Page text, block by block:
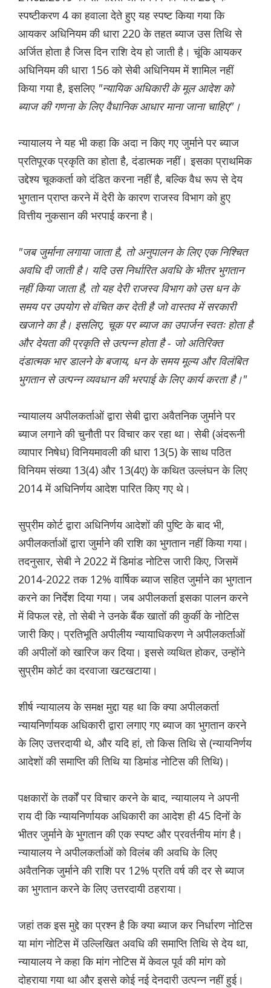
स्पष्टीकरण 4 का हवाला देते हुए यह स्पष्ट किया गया कि
आयकर अधिनियम की धारा 220 के तहत ब्याज उस तिथि से
अर्जित होता है जिस दिन राशि देय हो जाती है। चूंकि आयकर
अधिनियम की धारा 156 को सेबी अधिनियम में शामिल नहीं
किया गया है, इसलिए "न्यायिक अधिकारी के मूल आदेश को
ब्याज की गणना के लिए वैधानिक आधार माना जाना चाहिए"।
न्यायालय ने यह भी कहा कि अदा न किए गए जुर्माने पर ब्याज
प्रतिपूरक प्रकृति का होता है, दंडात्मक नहीं। इसका प्राथमिक
उद्देश्य चूककर्ता को दंडित करना नहीं है, बल्कि वैध रूप से देय
भुगतान प्राप्त करने में देरी के कारण राजस्व विभाग को हुए
वित्तीय नुकसान की भरपाई करना है।
"जब जुर्माना लगाया जाता है, तो अनुपालन के लिए एक निश्चित
अवधि दी जाती है। यदि उस निर्धारित अवधि के भीतर भुगतान
नहीं किया जाता है, तो यह देरी राजस्व विभाग को उस धन के
समय पर उपयोग से वंचित कर देती है जो वास्तव में सरकारी
खजाने का है। इसलिए, चूक पर ब्याज का उपार्जन स्वतः होता है
और देयता की प्रकृति से उत्पन्न होता है - जो अतिरिक्त
दंडात्मक भार डालने के बजाय, धन के समय मूल्य और विलंबित
भुगतान से उत्पन्न व्यवधान की भरपाई के लिए कार्य करता है।"
न्यायालय अपीलकर्ताओं द्वारा सेबी द्वारा अवैतनिक जुर्माने पर
ब्याज लगाने की चुनौती पर विचार कर रहा था। सेबी (अंदरूनी
व्यापार निषेध) विनियमावली की धारा 13(5) के साथ पठित
विनियम संख्या 13(4) और 13(4ए) के कथित उल्लंघन के लिए
2014 में अधिनिर्णय आदेश पारित किए गए थे।
सुप्रीम कोर्ट द्वारा अधिनिर्णय आदेशों की पुष्टि के बाद भी,
अपीलकर्ताओं द्वारा जुर्माने की राशि का भुगतान नहीं किया गया।
तदनुसार, सेबी ने 2022 में डिमांड नोटिस जारी किए, जिसमें
2014-2022 तक 12% वार्षिक ब्याज सहित जुर्माने का भुगतान
करने का निर्देश दिया गया। जब अपीलकर्ता इसका पालन करने
में विफल रहे, तो सेबी ने उनके बैंक खातों की कुर्की के नोटिस
जारी किए। प्रतिभूति अपीलीय न्यायाधिकरण ने अपीलकर्ताओं
की अपीलों को खारिज कर दिया। इससे व्यथित होकर, उन्होंने
सुप्रीम कोर्ट का दरवाजा खटखटाया।
शीर्ष न्यायालय के समक्ष मुद्दा यह था कि क्या अपीलकर्ता
न्यायनिर्णायक अधिकारी द्वारा लगाए गए ब्याज का भुगतान करने
के लिए उत्तरदायी थे, और यदि हां, तो किस तिथि से (न्यायनिर्णय
आदेशों की समाप्ति की तिथि या डिमांड नोटिस की तिथि)।
पक्षकारों के तर्कों पर विचार करने के बाद, न्यायालय ने अपनी
राय दी कि न्यायनिर्णायक अधिकारी का आदेश ही 45 दिनों के
भीतर जुर्माने के भुगतान की एक स्पष्ट और प्रवर्तनीय मांग है।
न्यायालय ने अपीलकर्ताओं को विलंब की अवधि के लिए
अवैतनिक जुर्माने की राशि पर 12% प्रति वर्ष की दर से ब्याज
का भुगतान करने के लिए उत्तरदायी ठहराया।
जहां तक इस मुद्दे का प्रश्न है कि क्या ब्याज कर निर्धारण नोटिस
या मांग नोटिस में उल्लिखित अवधि की समाप्ति तिथि से देय था,
न्यायालय ने कहा कि मांग नोटिस में केवल पूर्व की मांग को
दोहराया गया था और इससे कोई नई देनदारी उत्पन्न नहीं हुई।